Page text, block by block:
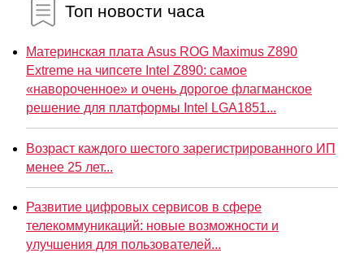
Топ новости часа
Материнская плата Asus ROG Maximus Z890
Extreme на чипсете Intel Z890: самое
«навороченное» и очень дорогое флагманское
решение для платформы Intel LGA1851...
Возраст каждого шестого зарегистрированного ИП
менее 25 лет...
Развитие цифровых сервисов в сфере
телекоммуникаций: новые возможности и
улучшения для пользователей...